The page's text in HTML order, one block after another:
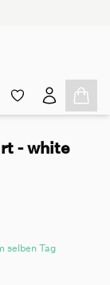
- white
selben Tag